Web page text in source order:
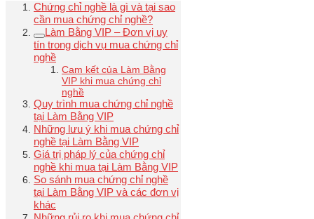
Chứng chỉ nghề là gì và tại sao
cần mua chứng chỉ nghề?
Làm Bằng VIP – Đơn vị uy
tín trong dịch vụ mua chứng chỉ
nghề
Cam kết của Làm Bằng
VIP khi mua chứng chỉ
nghề
Quy trình mua chứng chỉ nghề
tại Làm Bằng VIP
Những lưu ý khi mua chứng chỉ
nghề tại Làm Bằng VIP
Giá trị pháp lý của chứng chỉ
nghề khi mua tại Làm Bằng VIP
So sánh mua chứng chỉ nghề
tại Làm Bằng VIP và các đơn vị
khác